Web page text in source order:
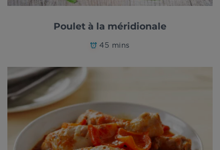
Poulet à la méridionale
45 mins